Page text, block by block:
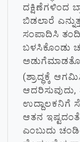
ದಕ್ಷಿಣೆಗಳಿಂದ
ಬಿಡಲಾರೆ
ಸಂಪಾದಿಸಿ
ಬಳಸಿಕೊಂಡು
(ಶ್ರಾದ್ಧಕ್ಕೆ
ಆದರಿಸುವುದು,
ಉದ್ದಾಲಕನಿಗೆ
ಆತನ
ಎಂಬುದು